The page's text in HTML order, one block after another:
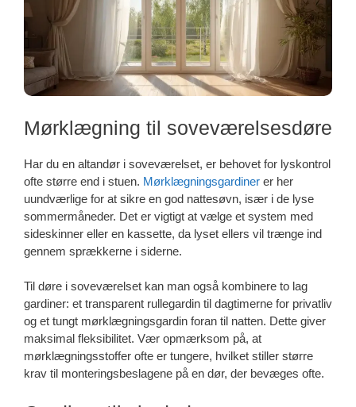
Mørklægning til soveværelsesdøre
Har du en altandør i soveværelset, er behovet for lyskontrol
ofte større end i stuen. Mørklægningsgardiner er her
uundværlige for at sikre en god nattesøvn, især i de lyse
sommermåneder. Det er vigtigt at vælge et system med
sideskinner eller en kassette, da lyset ellers vil trænge ind
gennem sprækkerne i siderne.
Til døre i soveværelset kan man også kombinere to lag
gardiner: et transparent rullegardin til dagtimerne for privatliv
og et tungt mørklægningsgardin foran til natten. Dette giver
maksimal fleksibilitet. Vær opmærksom på, at
mørklægningsstoffer ofte er tungere, hvilket stiller større
krav til monteringsbeslagene på en dør, der bevæges ofte.